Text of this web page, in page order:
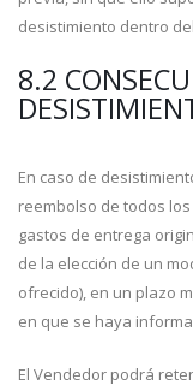
desistimiento dentro
8.2
En caso de
reembolso de todos
gastos de entrega
de la elección de un
ofrecido), en un plazo
en que se haya
El Vendedor podrá